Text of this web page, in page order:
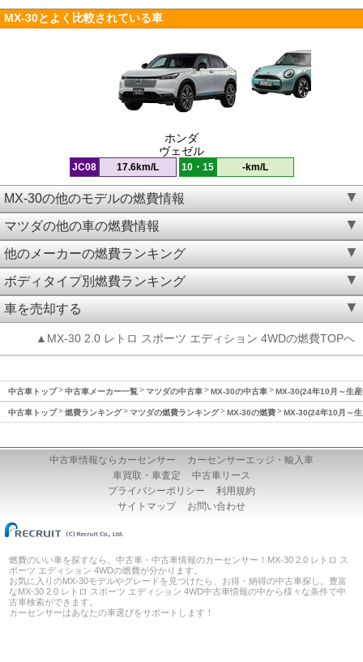
MX-30とよく比較されている車
ホンダ
ヴェゼル
JC08 17.6km/L 10・15 -km/L
MX-30の他のモデルの燃費情報
マツダの他の車の燃費情報
他のメーカーの燃費ランキング
ボディタイプ別燃費ランキング
車を売却する
▲MX-30 2.0 レトロ スポーツ エディション 4WDの燃費TOPへ
中古車トップ 中古車メーカー一覧 マツダの中古車 MX-30の中古車 MX-30(24年10月～生
中古車トップ 燃費ランキング マツダの燃費ランキング MX-30の燃費 MX-30(24年10月～
中古車情報ならカーセンサー
カーセンサーエッジ・輸入車
車買取・車査定
中古車リース
プライバシーポリシー
利用規約
サイトマップ
お問い合わせ
燃費のいい車を探すなら、中古車・中古車情報のカーセンサー！MX-30 2.0 レトロ ス
ポーツ エディション 4WDの燃費が分かります。
お気に入りのMX-30モデルやグレードを見つけたら、お得・納得の中古車探し。豊富
なMX-30 2.0 レトロ スポーツ エディション 4WD中古車情報の中から様々な条件で中
古車検索ができます。
カーセンサーはあなたの車選びをサポートします！